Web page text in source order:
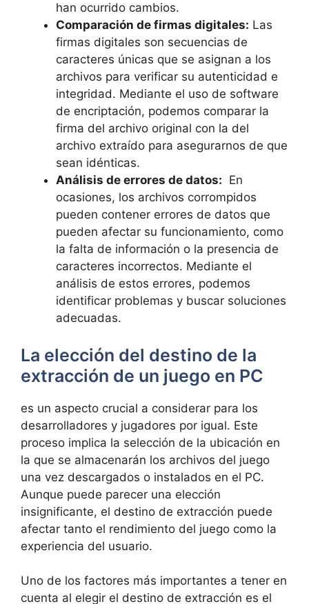
han ocurrido⁣ cambios.
Comparación de firmas ‍digitales: Las
firmas ‍digitales son secuencias de
caracteres únicas que se⁢ asignan a ⁢los
archivos para verificar su‍ autenticidad e
integridad. Mediante el uso de software
de encriptación,⁢ podemos ‌comparar​ la
firma ⁢del archivo original con la del
archivo extraído para asegurarnos de que
sean idénticas.
Análisis‌ de errores de datos: ⁢ En
ocasiones, los archivos corrompidos
pueden contener‌ errores de datos que
⁣pueden afectar ⁢su ‍funcionamiento, ​como⁤
la falta​ de información o ​la presencia ‌de
caracteres incorrectos. Mediante ​el
análisis de⁢ estos errores, podemos
identificar problemas‍ y buscar‌ soluciones‍
adecuadas.
La elección del‌ destino de la
‍extracción de un juego en PC
es un aspecto crucial a considerar para los
desarrolladores y jugadores por igual. Este
proceso implica la⁢ selección de la‍ ubicación en
la que se ⁤almacenarán los ⁢archivos⁣ del juego
⁣una vez descargados o instalados en‍ el PC.
Aunque puede parecer una elección
insignificante, el destino ​de extracción puede
afectar tanto el rendimiento‍ del juego como ​la
experiencia del ⁣usuario.
Uno‍ de los⁤ factores más importantes a ‌tener en
cuenta al elegir el destino de extracción⁢ es el